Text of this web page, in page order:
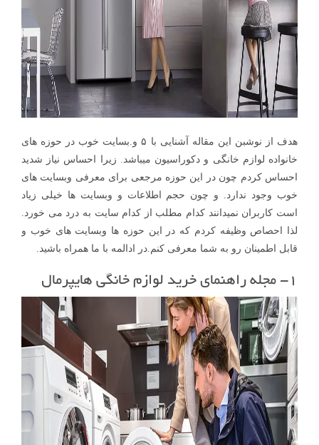
هدف از نوشبن این مقاله آشنایی با ۵ و.بسایت خوب در حوزه های
خانواده لوازم خانگی و دکوراسیون میباشد. زیرا احساس نیاز شدید
احساس کردم چون در این حوزه مرجعی برای معرفی وبسایت های
خوب وجود ندارد. و چون حجم اطلاعات و وبسایت ها خیلی زیاد
است کاربران نمیدانند کدام مطلب از کدام سایت به درد می خورد.
لذا احصاص وظیفه کردم که در این حوزه ها وبسایت های خوب و
قابل اطمینان رو به شما معرفی کنم.در ادالمه با ما همراه باشید.
۱- مجله راهنمای خرید لوازم خانگی هایپرمال